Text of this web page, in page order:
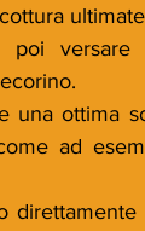
poi
una ottima
ad